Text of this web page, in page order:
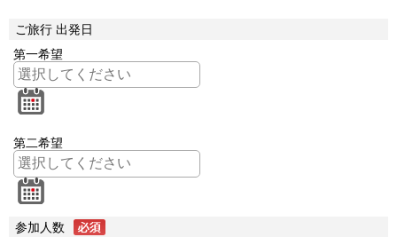
ご旅行 出発日
第一希望
第二希望
参加人数